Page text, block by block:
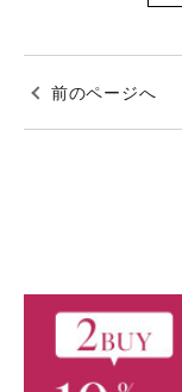
前のページへ